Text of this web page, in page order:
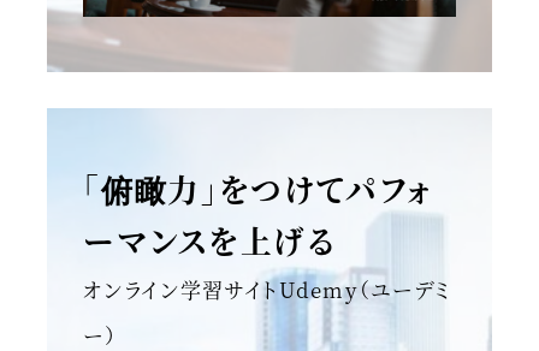
「俯瞰力」をつけてパフォ
ーマンスを上げる
オンライン学習サイトUdemy（ユーデミ
ー）